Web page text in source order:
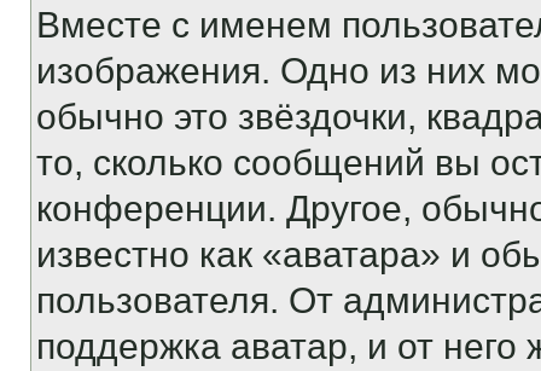
Вместе с именем
изображения. Одно из них
обычно это звёздочки,
то, сколько сообщений вы
конференции. Другое,
известно как «аватара» и
пользователя. От
поддержка аватар, и от него